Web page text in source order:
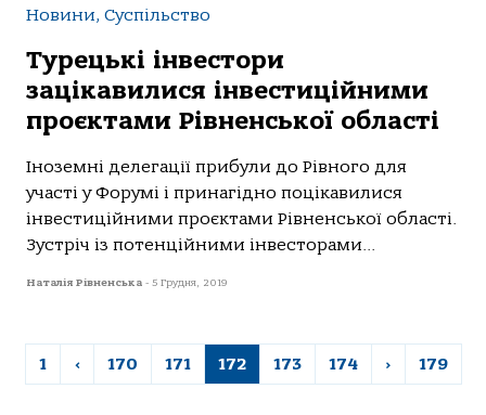
Новини, Суспільство
Турецькі інвестори
зацікавилися інвестиційними
проєктами Рівненської області
Іноземні делегації прибули до Рівного для
участі у Форумі і принагідно поцікавилися
інвестиційними проєктами Рівненської області.
Зустріч із потенційними інвесторами...
Наталія Рівненська - 5 Грудня, 2019
1 ‹ 170 171 172 173 174 › 179